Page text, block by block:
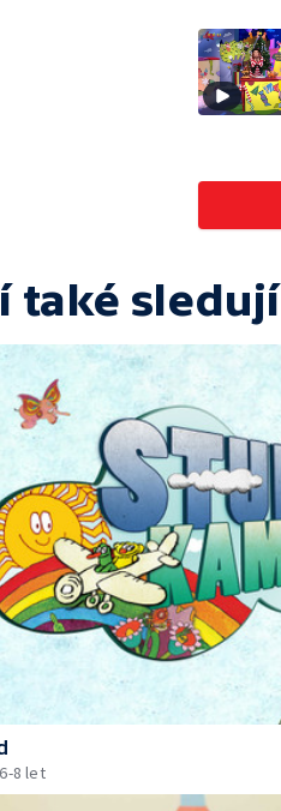
také sledují
6-8 let